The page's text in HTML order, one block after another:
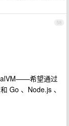
58
希望通过
Go 、Node.js 、